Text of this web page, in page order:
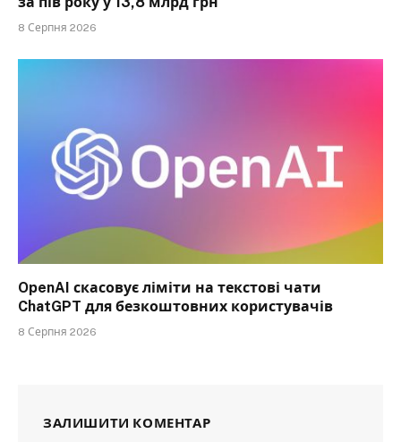
8 Серпня 2026
OpenAI скасовує ліміти на текстові чати
ChatGPT для безкоштовних користувачів
8 Серпня 2026
ЗАЛИШИТИ КОМЕНТАР